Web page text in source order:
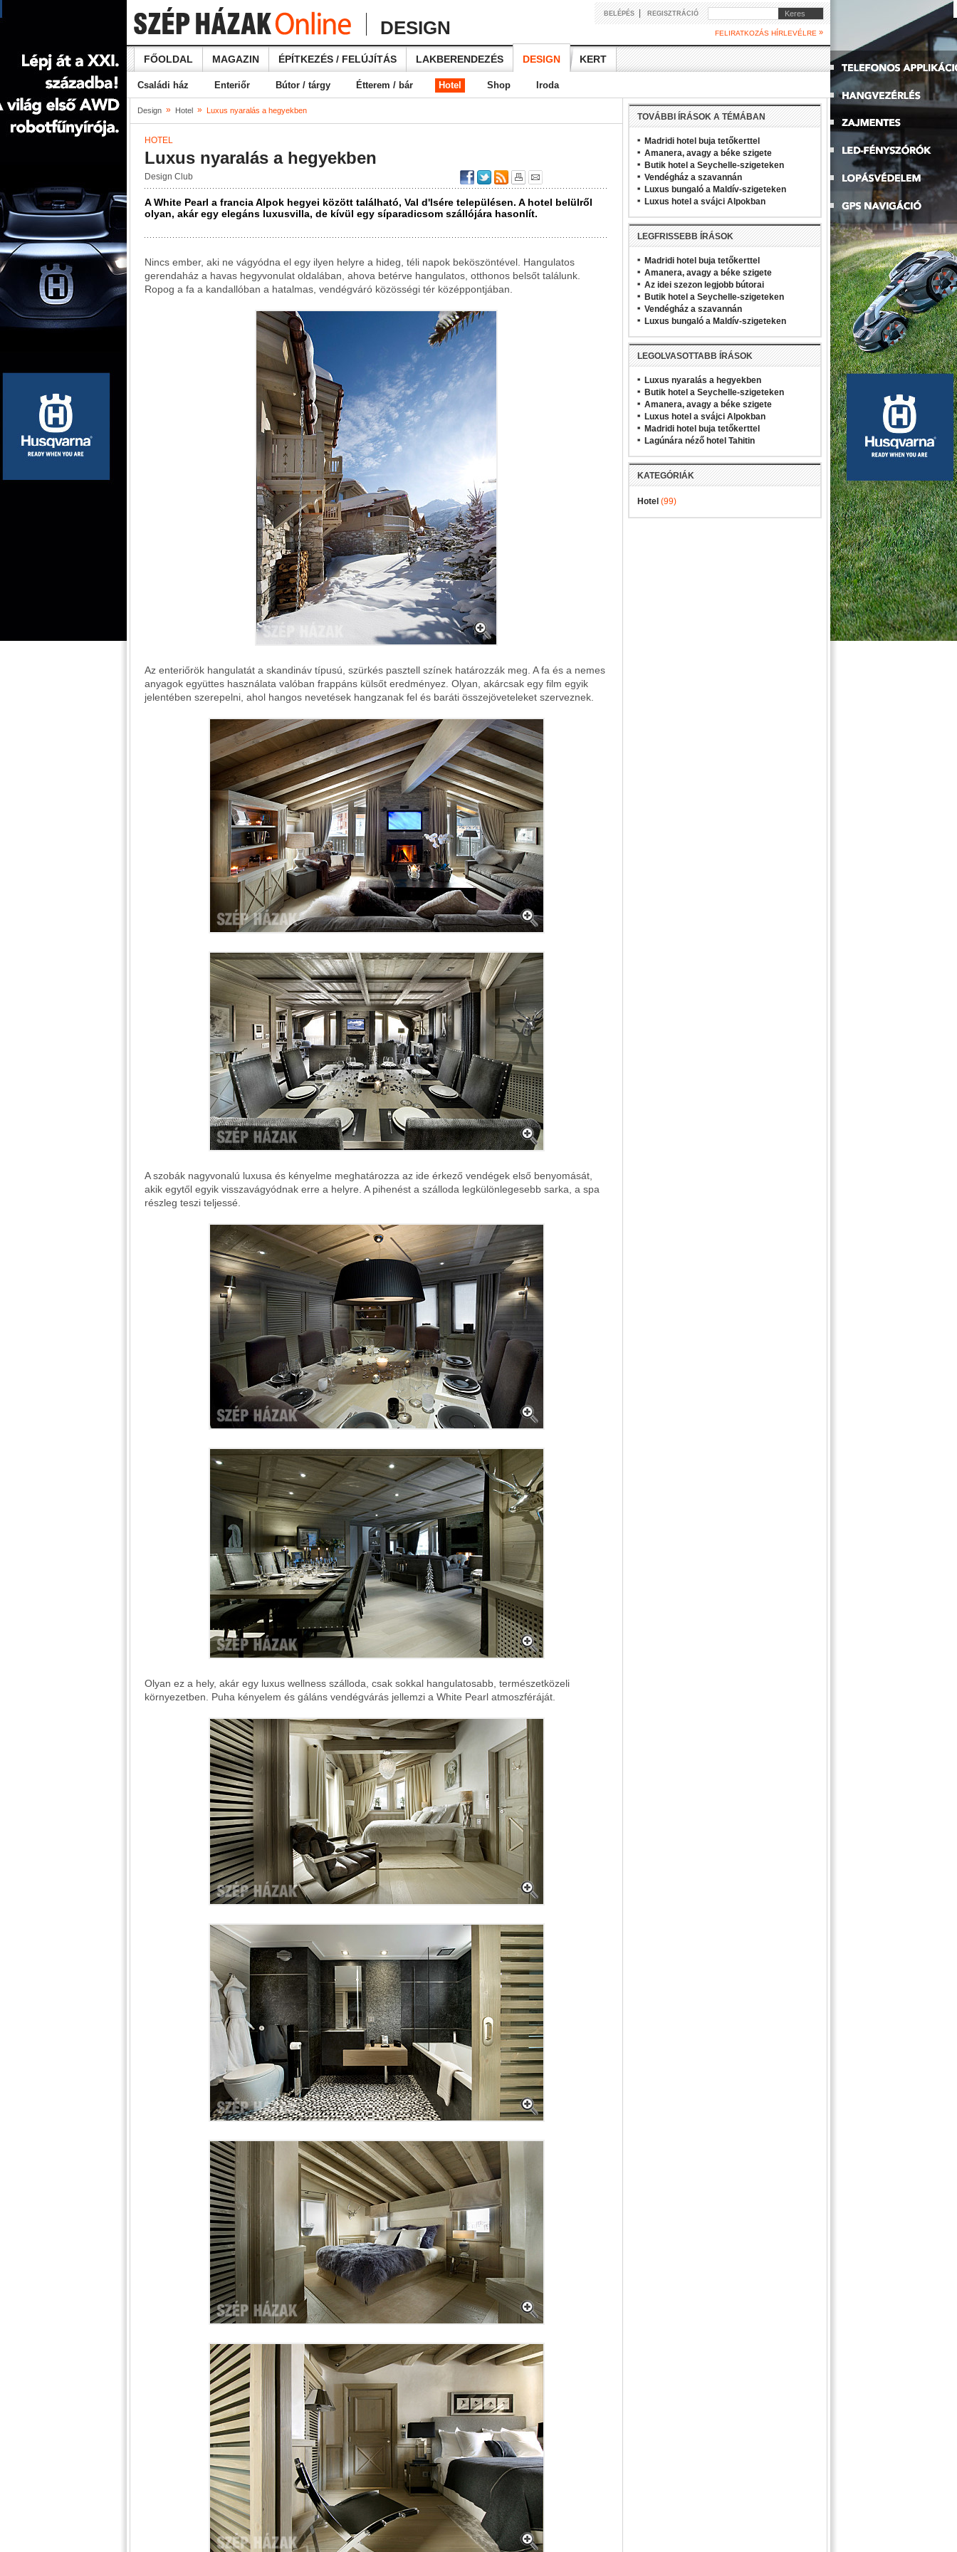
DESIGN
BELÉPÉS| REGISZTRÁCIÓ Keres
FELIRATKOZÁS HÍRLEVÉLRE »
FŐOLDAL MAGAZIN ÉPÍTKEZÉS / FELÚJÍTÁS LAKBERENDEZÉS DESIGN KERT
Családi ház Enteriőr Bútor / tárgy Étterem / bár Hotel Shop Iroda
Design » Hotel » Luxus nyaralás a hegyekben
HOTEL
Luxus nyaralás a hegyekben
Design Club
A White Pearl a francia Alpok hegyei között található, Val d'Isére településen. A hotel belülről
olyan, akár egy elegáns luxusvilla, de kívül egy síparadicsom szállójára hasonlít.
Nincs ember, aki ne vágyódna el egy ilyen helyre a hideg, téli napok beköszöntével. Hangulatos
gerendaház a havas hegyvonulat oldalában, ahova betérve hangulatos, otthonos belsőt találunk.
Ropog a fa a kandallóban a hatalmas, vendégváró közösségi tér középpontjában.
Az enteriőrök hangulatát a skandináv típusú, szürkés pasztell színek határozzák meg. A fa és a nemes
anyagok együttes használata valóban frappáns külsőt eredményez. Olyan, akárcsak egy film egyik
jelentében szerepelni, ahol hangos nevetések hangzanak fel és baráti összejöveteleket szerveznek.
A szobák nagyvonalú luxusa és kényelme meghatározza az ide érkező vendégek első benyomását,
akik egytől egyik visszavágyódnak erre a helyre. A pihenést a szálloda legkülönlegesebb sarka, a spa
részleg teszi teljessé.
Olyan ez a hely, akár egy luxus wellness szálloda, csak sokkal hangulatosabb, természetközeli
környezetben. Puha kényelem és gáláns vendégvárás jellemzi a White Pearl atmoszféráját.
TOVÁBBI ÍRÁSOK A TÉMÁBAN
Madridi hotel buja tetőkerttel
Amanera, avagy a béke szigete
Butik hotel a Seychelle-szigeteken
Vendégház a szavannán
Luxus bungaló a Maldív-szigeteken
Luxus hotel a svájci Alpokban
LEGFRISSEBB ÍRÁSOK
Madridi hotel buja tetőkerttel
Amanera, avagy a béke szigete
Az idei szezon legjobb bútorai
Butik hotel a Seychelle-szigeteken
Vendégház a szavannán
Luxus bungaló a Maldív-szigeteken
LEGOLVASOTTABB ÍRÁSOK
Luxus nyaralás a hegyekben
Butik hotel a Seychelle-szigeteken
Amanera, avagy a béke szigete
Luxus hotel a svájci Alpokban
Madridi hotel buja tetőkerttel
Lagúnára néző hotel Tahitin
KATEGÓRIÁK
Hotel (99)